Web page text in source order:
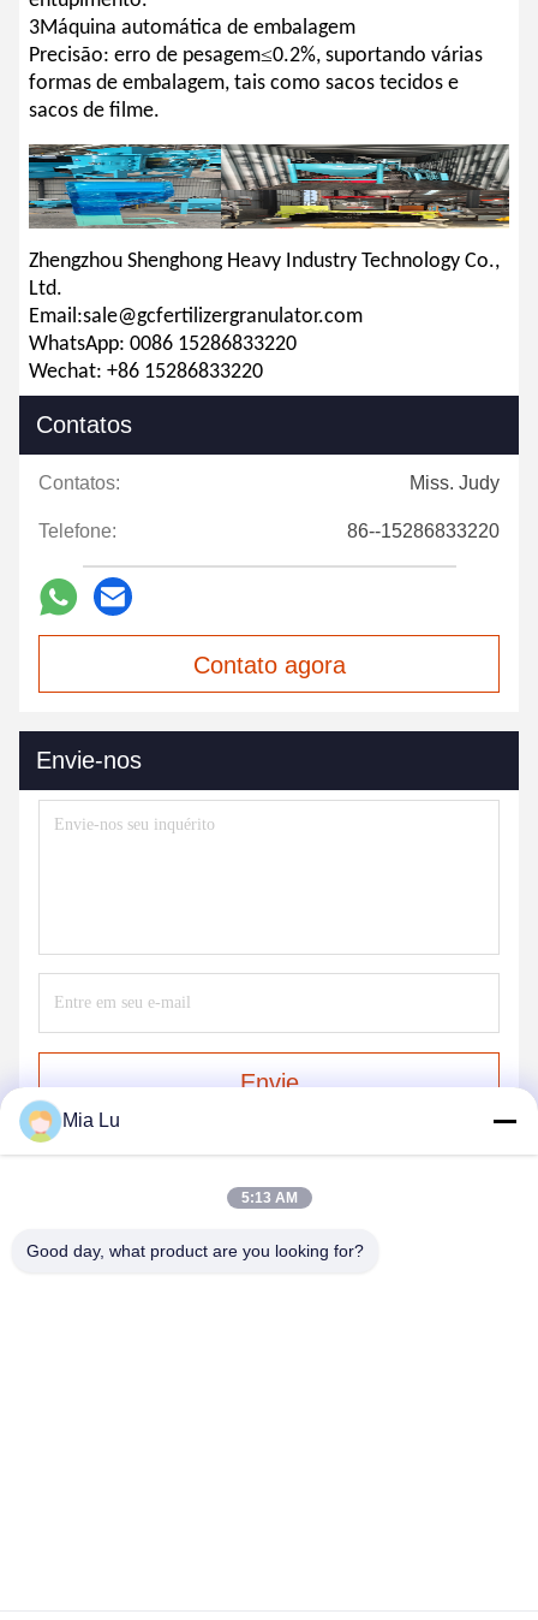
3Máquina automática de embalagem
Precisão: erro de pesagem≤0.2%, suportando várias
formas de embalagem, tais como sacos tecidos e
sacos de filme.
Zhengzhou Shenghong Heavy Industry Technology Co.,
Ltd.
Email:sale@gcfertilizergranulator.com
WhatsApp: 0086 15286833220
Wechat: +86 15286833220
Contatos
Contatos: Miss. Judy
Telefone: 86--15286833220
Contato agora
Envie-nos
Envie
Mia Lu
5:13 AM
Good day, what product are you looking for?